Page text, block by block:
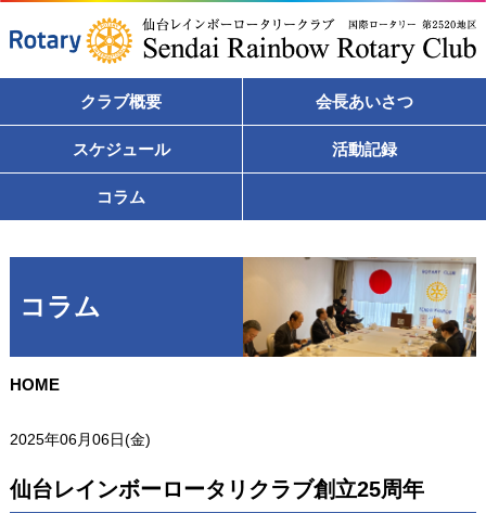
クラブ概要 会長あいさつ
スケジュール 活動記録
コラム
コラム
HOME
2025年06月06日(金)
仙台レインボーロータリクラブ創立25周年